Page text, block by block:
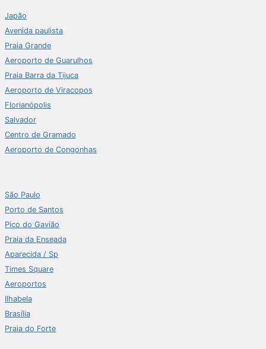
Japão
Avenida paulista
Praia Grande
Aeroporto de Guarulhos
Praia Barra da Tijuca
Aeroporto de Viracopos
Florianópolis
Salvador
Centro de Gramado
Aeroporto de Congonhas
São Paulo
Porto de Santos
Pico do Gavião
Praia da Enseada
Aparecida / Sp
Times Square
Aeroportos
Ilhabela
Brasília
Praia do Forte